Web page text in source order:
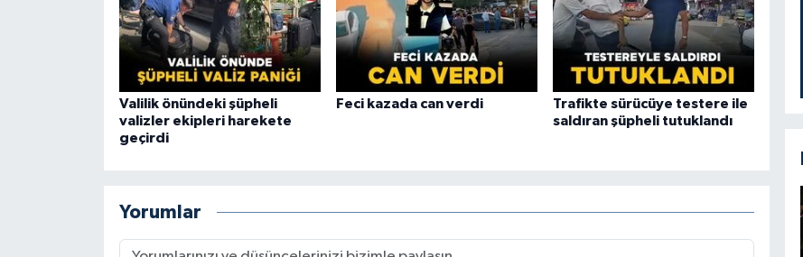
Valilik önündeki şüpheli
valizler ekipleri harekete
geçirdi
Feci kazada can verdi
Trafikte sürücüye testere ile
saldıran şüpheli tutuklandı
Yorumlar